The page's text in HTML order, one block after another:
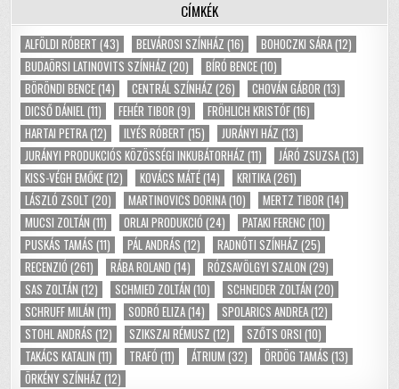
CÍMKÉK
ALFÖLDI RÓBERT (43) BELVÁROSI SZÍNHÁZ (16) BOHOCZKI SÁRA(12)
BUDAÖRSI LATINOVITS SZÍNHÁZ (20) BÍRÓ BENCE(10)
BÖRÖNDI BENCE(14) CENTRÁL SZÍNHÁZ (26) CHOVÁN GÁBOR (13)
DICSŐ DÁNIEL(11) FEHÉR TIBOR (9) FRÖHLICH KRISTÓF(16)
HARTAI PETRA(12) ILYÉS RÓBERT (15) JURÁNYI HÁZ (13)
JURÁNYI PRODUKCIÓS KÖZÖSSÉGI INKUBÁTORHÁZ (11) JÁRÓ ZSUZSA(13)
KISS-VÉGH EMŐKE(12) KOVÁCS MÁTÉ(14) KRITIKA(261)
LÁSZLÓ ZSOLT (20) MARTINOVICS DORINA(10) MERTZ TIBOR (14)
MUCSI ZOLTÁN (11) ORLAI PRODUKCIÓ (24) PATAKI FERENC (10)
PUSKÁS TAMÁS (11) PÁL ANDRÁS (12) RADNÓTI SZÍNHÁZ (25)
RECENZIÓ (261) RÁBA ROLAND (14) RÓZSAVÖLGYI SZALON (29)
SAS ZOLTÁN (12) SCHMIED ZOLTÁN (10) SCHNEIDER ZOLTÁN (20)
SCHRUFF MILÁN (11) SODRÓ ELIZA(14) SPOLARICS ANDREA(12)
STOHL ANDRÁS (12) SZIKSZAI RÉMUSZ (12) SZŐTS ORSI (10)
TAKÁCS KATALIN (11) TRAFÓ (11) ÁTRIUM (32) ÖRDÖG TAMÁS (13)
ÖRKÉNY SZÍNHÁZ (12)